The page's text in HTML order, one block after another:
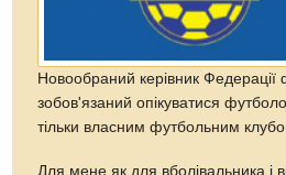
Новообраний керівник Федерації
зобов'язаний опікуватися
тільки власним футбольним
Для мене як для вболівальника і